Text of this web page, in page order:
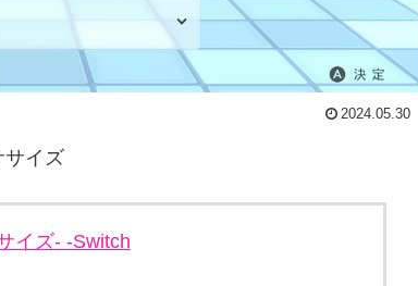
2024.05.30
サイズ
イズ- -Switch